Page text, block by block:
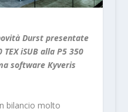
Durst presentate
iSUB alla P5 350
software Kyveris
bilancio molto